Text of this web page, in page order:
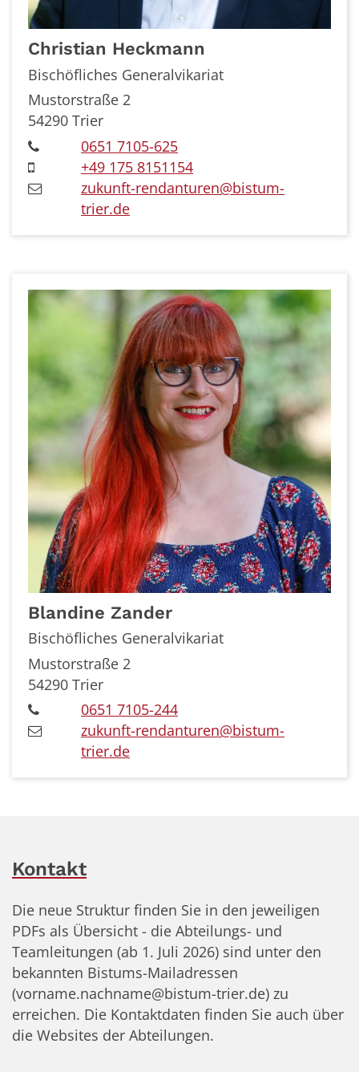
Christian Heckmann
Bischöfliches Generalvikariat
Mustorstraße 2
54290 Trier
0651 7105-625
+49 175 8151154
zukunft-rendanturen@bistum-
trier.de
Blandine Zander
Bischöfliches Generalvikariat
Mustorstraße 2
54290 Trier
0651 7105-244
zukunft-rendanturen@bistum-
trier.de
Kontakt
Die neue Struktur finden Sie in den jeweiligen
PDFs als Übersicht - die Abteilungs- und
Teamleitungen (ab 1. Juli 2026) sind unter den
bekannten Bistums-Mailadressen
(vorname.nachname@bistum-trier.de) zu
erreichen. Die Kontaktdaten finden Sie auch über
die Websites der Abteilungen.